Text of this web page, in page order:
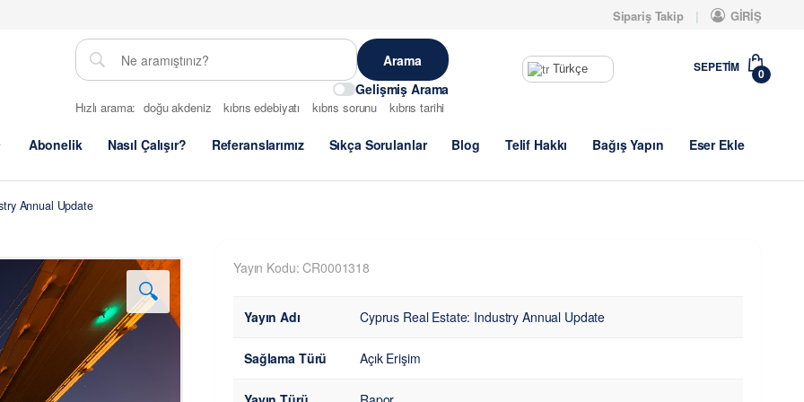
Sipariş Takip GİRİŞ
Türkçe
Gelişmiş Arama
Hızlı arama: doğu akdeniz kıbrıs edebiyatı kıbrıs sorunu kıbrıs tarihi
SEPETIM 0
Abonelik Nasıl Çalışır? Referanslarımız Sıkça Sorulanlar Blog Telif Hakkı Bağış Yapın Eser Ekle
Annual Update
🔍
Yayın Kodu: CR0001318
Yayın Adı Cyprus Real Estate: Industry Annual Update
Sağlama Türü Açık Erişim